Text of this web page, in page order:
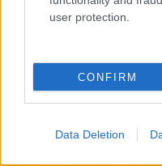
user protection.
CONFIRM
Data Deletion
The Shards su
Camilla Fiore · 6 Ago 2026